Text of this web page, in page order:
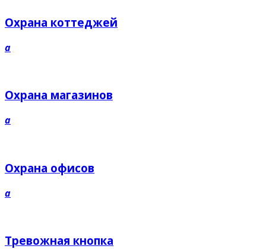
Охрана коттеджей
a
Охрана магазинов
a
Охрана офисов
a
Тревожная кнопка